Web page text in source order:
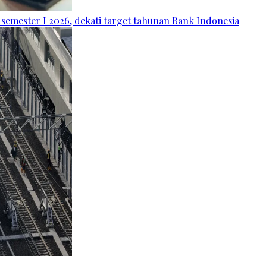
I 2026, dekati target tahunan Bank Indonesia